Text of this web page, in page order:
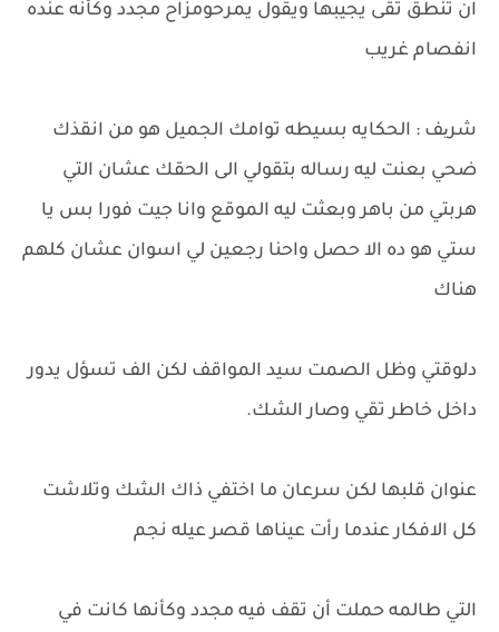
ان تنطق تقى يجيبها ويقول يمرحومزاح مجدد وكأنه عنده
انفصام غريب
شریف : الحكايه بسيطه توامك الجميل هو من انقذك
ضحي بعنت ليه رساله بتقولي الى الحقك عشان التي
هربتي من باهر وبعثت ليه الموقع وانا جيت فورا بس يا
ستي هو ده الا حصل واحنا رجعين لي اسوان عشان كلهم
هناك
دلوقتي وظل الصمت سيد المواقف لكن الف تسؤل يدور
داخل خاطر تقي وصار الشك.
عنوان قلبها لكن سرعان ما اختفي ذاك الشك وتلاشت
كل الافكار عندما رأت عيناها قصر عيله نجم
التي طالمه حملت أن تقف فيه مجدد وكأنها كانت في